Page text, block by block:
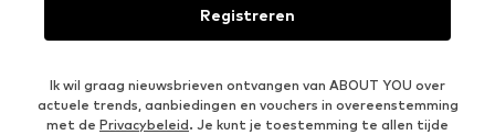
Registreren
Ik wil graag nieuwsbrieven ontvangen van ABOUT YOU over
actuele trends, aanbiedingen en vouchers in overeenstemming
met de Privacybeleid. Je kunt je toestemming te allen tijde